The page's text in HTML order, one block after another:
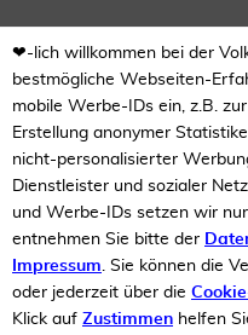
❤-lich willkommen bei der
bestmögliche Webseiten-
mobile Werbe-IDs ein, z.B.
Erstellung anonymer
nicht-personalisierter
Dienstleister und sozialer
und Werbe-IDs setzen wir
entnehmen Sie bitte der
Impressum. Sie können die
oder jederzeit über die
Klick auf Zustimmen helfen